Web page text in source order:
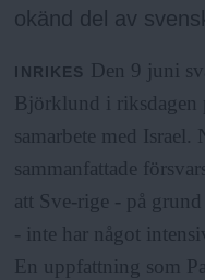
okänd del av
INRIKES
Den 9 juni
Björklund i riksdagen
samarbete med
sammanfattade
att Sve-rige - på
- inte har något
En uppfattning som